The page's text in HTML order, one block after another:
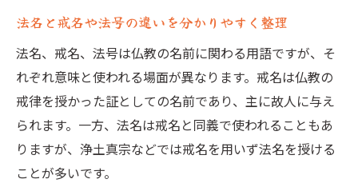
戒名の位号やランクに関する用語解説
家族で知っておきたい戒名選びの知識
法名決定の流れと愛知県における特徴
法名決定の一般的な流れと必要な準備
愛知県で見られる法名決定の特徴を紹介
寺院や僧侶との相談時のポイントまとめ
法名と戒名や法号の違いを分かりやすく整理
法名、戒名、法号は仏教の名前に関わる用語ですが、そ
れぞれ意味と使われる場面が異なります。戒名は仏教の
戒律を授かった証としての名前であり、主に故人に与え
られます。一方、法名は戒名と同義で使われることもあ
りますが、浄土真宗などでは戒名を用いず法名を授ける
ことが多いです。